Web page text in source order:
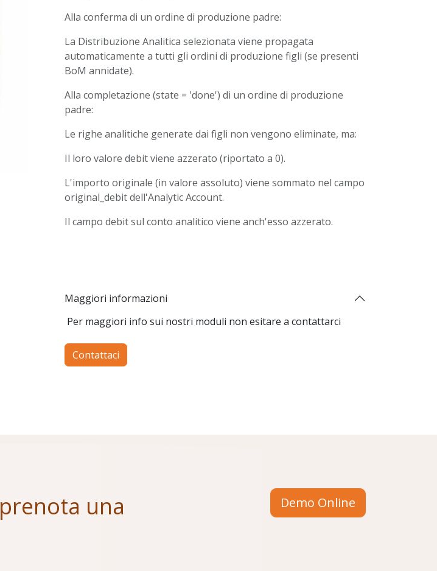
Alla conferma di un ordine di produzione padre:
La Distribuzione Analitica selezionata viene propagata
automaticamente a tutti gli ordini di produzione figli (se presenti
BoM annidate).
Alla completazione (state = 'done') di un ordine di produzione
padre:
Le righe analitiche generate dai figli non vengono eliminate, ma:
Il loro valore debit viene azzerato (riportato a 0).
L'importo originale (in valore assoluto) viene sommato nel campo
original_debit dell'Analytic Account.
Il campo debit sul conto analitico viene anch'esso azzerato.
Maggiori informazioni
Per maggiori info sui nostri moduli non esitare a contattarci
Contattaci
prenota una
Demo Online